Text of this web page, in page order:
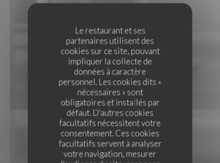
Le restaurant et ses
partenaires utilisent des
cookies sur ce site, pouvant
impliquer la collecte de
données à caractère
personnel. Les cookies dits «
nécessaires » sont
obligatoires et installés par
défaut. D'autres cookies
facultatifs nécessitent votre
consentement. Ces cookies
facultatifs servent à analyser
votre navigation, mesurer